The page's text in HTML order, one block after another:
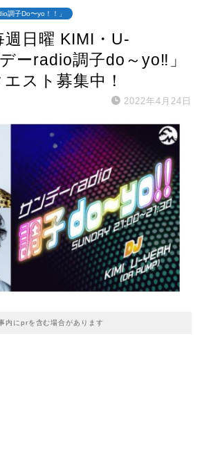
調子Do〜yo！！」
日曜 KIMI・U-
ーradio調子do～yo‼」
スト募集中！
2022年4月24日
内にprを含む場合があります